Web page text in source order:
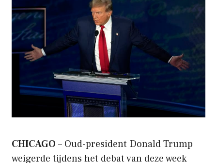
CHICAGO – Oud-president Donald Trump
weigerde tijdens het debat van deze week